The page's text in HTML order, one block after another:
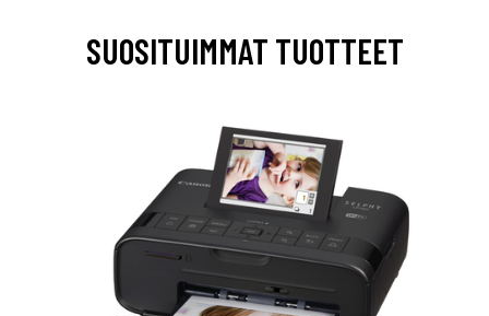
SUOSITUIMMAT TUOTTEET